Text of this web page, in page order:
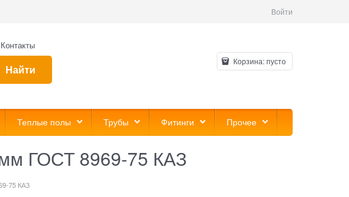
Войти
Контакты
Найти
Корзина:пусто
Теплые полы Трубы Фитинги Прочее
ГОСТ 8969-75 КАЗ
75 КАЗ